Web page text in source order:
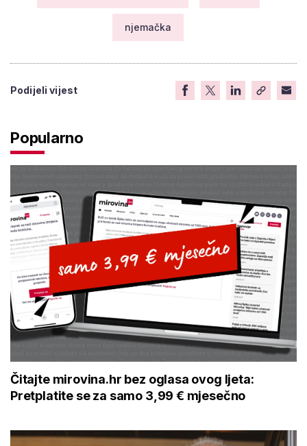
njemačka
Podijeli vijest
Popularno
Čitajte mirovina.hr bez oglasa ovog ljeta:
Pretplatite se za samo 3,99 € mjesečno